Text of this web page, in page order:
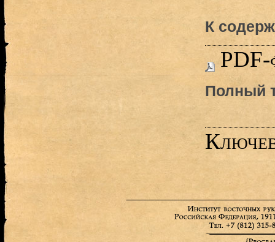
К
PDF-
Полный